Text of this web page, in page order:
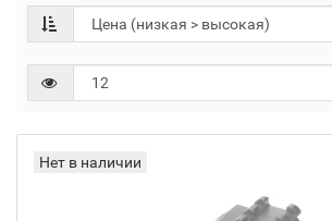
Нет в наличии